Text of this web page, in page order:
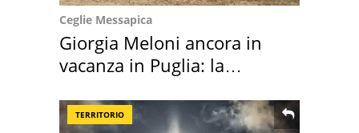
Ceglie Messapica
Giorgia Meloni ancora in
vacanza in Puglia: la
TERRITORIO